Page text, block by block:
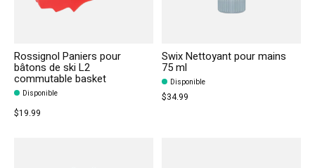
Rossignol Paniers pour
bâtons de ski L2
commutable basket
Disponible
$19.99
Swix Nettoyant pour mains
75 ml
Disponible
$34.99